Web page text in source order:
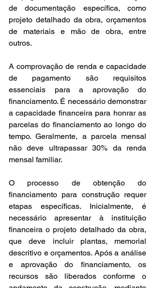
de documentação específica, como
projeto detalhado da obra, orçamentos
de materiais e mão de obra, entre
outros.
A comprovação de renda e capacidade
de pagamento são requisitos
essenciais para a aprovação do
financiamento. É necessário demonstrar
a capacidade financeira para honrar as
parcelas do financiamento ao longo do
tempo. Geralmente, a parcela mensal
não deve ultrapassar 30% da renda
mensal familiar.
O processo de obtenção do
financiamento para construção requer
etapas específicas. Inicialmente, é
necessário apresentar à instituição
financeira o projeto detalhado da obra,
que deve incluir plantas, memorial
descritivo e orçamentos. Após a análise
e aprovação do financiamento, os
recursos são liberados conforme o